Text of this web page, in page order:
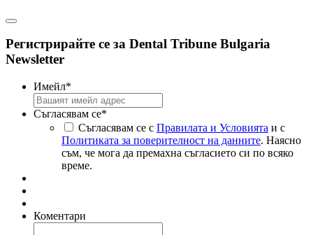
Регистрирайте се за Dental Tribune Bulgaria
Newsletter
Имейл*
Съгласявам се*
Съгласявам се с Правилата и Условията и с
Политиката за поверителност на данните. Наясно
съм, че мога да премахна съгласието си по всяко
време.
Коментари